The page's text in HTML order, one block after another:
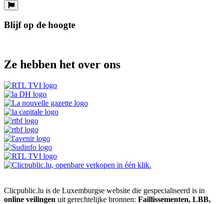
Blijf op de hoogte
Ze hebben het over ons
Clicpublic.lu is de Luxemburgse website die gespecialiseerd is in
online veilingen uit gerechtelijke bronnen: Faillissementen, LBB,